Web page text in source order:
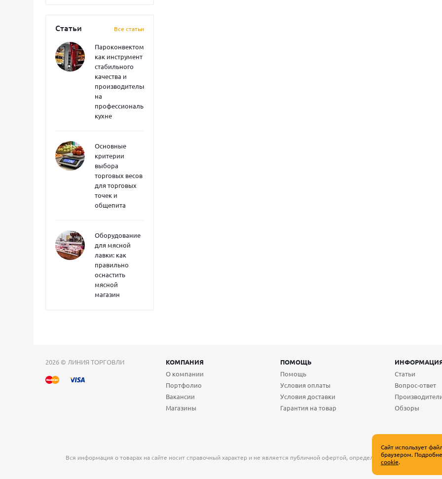
Статьи Все статьи
Пароконвектоматы
как инструмент
стабильного
качества и
производительности
на
профессиональной
кухне
Основные
критерии
выбора
торговых весов
для торговых
точек и
общепита
Оборудование
для мясной
лавки: как
правильно
оснастить
мясной
магазин
2026 © ЛИНИЯ ТОРГОВЛИ КОМПАНИЯ ПОМОЩЬ
О компании
Портфолио
Вакансии
Магазины
Помощь
Условия оплаты
Условия доставки
Гарантия на товар
Статьи
Вопрос-ответ
Обзоры
Вся информация о товарах на сайте носит справочный характер и не является публичной офертой, определяемой положениями
Сайт использует
браузером.
cookie.